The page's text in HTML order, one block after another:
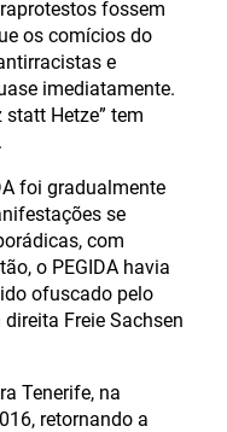
fossem
os comícios do
e
imediatamente.
statt Hetze” tem
foi gradualmente
se
com
o PEGIDA havia
ofuscado pelo
Freie Sachsen
Tenerife, na
retornando a